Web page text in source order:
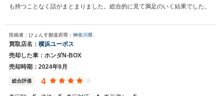
も持つことなく話がまとまりました。総合的に見て満足のいく結果でした。
投稿者：ひょんす都道府県： 神奈川県
買取店名： 横浜ユーポス
売却した車：ホンダN-BOX
売却時期：2024年9月
総合評価 4